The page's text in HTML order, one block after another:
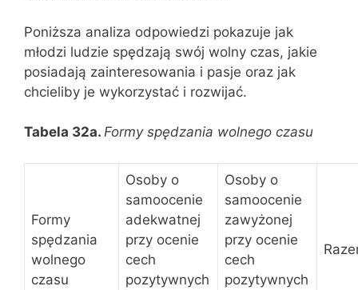
Poniższa analiza odpowiedzi pokazuje jak
młodzi ludzie spędzają swój wolny czas, jakie
posiadają zainteresowania i pasje oraz jak
chcieliby je wykorzystać i rozwijać.
Tabela 32a. Formy spędzania wolnego czasu
Formy
spędzania
wolnego
czasu
Osoby o
samoocenie
adekwatnej
przy ocenie
cech
pozytywnych
Osoby o
samoocenie
zawyżonej
przy ocenie
cech
pozytywnych